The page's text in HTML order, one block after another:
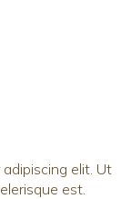
elit. Ut
est.